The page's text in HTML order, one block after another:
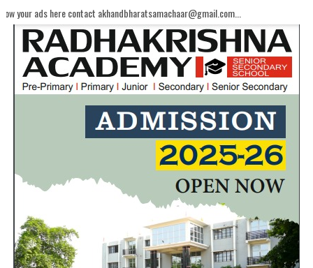
contact akhandbharatsamachaar@gmail.com...